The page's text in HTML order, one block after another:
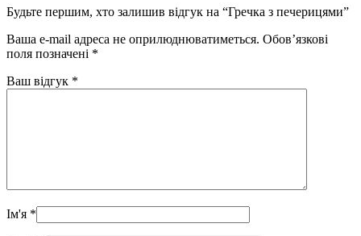
Будьте першим, хто залишив відгук на “Гречка з печерицями”
Ваша e-mail адреса не оприлюднюватиметься. Обов’язкові
поля позначені *
Ваш відгук *
Ім'я *